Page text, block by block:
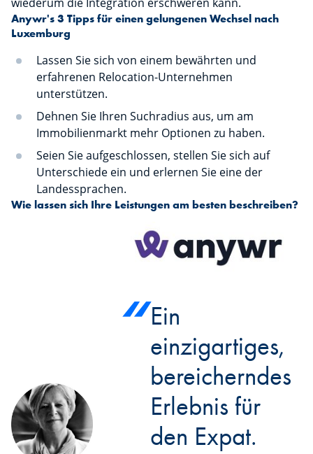
Anywr's 3 Tipps für einen gelungenen Wechsel nach
Luxemburg
Lassen Sie sich von einem bewährten und
erfahrenen Relocation-Unternehmen
unterstützen.
Dehnen Sie Ihren Suchradius aus, um am
Immobilienmarkt mehr Optionen zu haben.
Seien Sie aufgeschlossen, stellen Sie sich auf
Unterschiede ein und erlernen Sie eine der
Landessprachen.
Wie lassen sich Ihre Leistungen am besten beschreiben?
Ein
einzigartiges,
bereicherndes
Erlebnis für
den Expat.